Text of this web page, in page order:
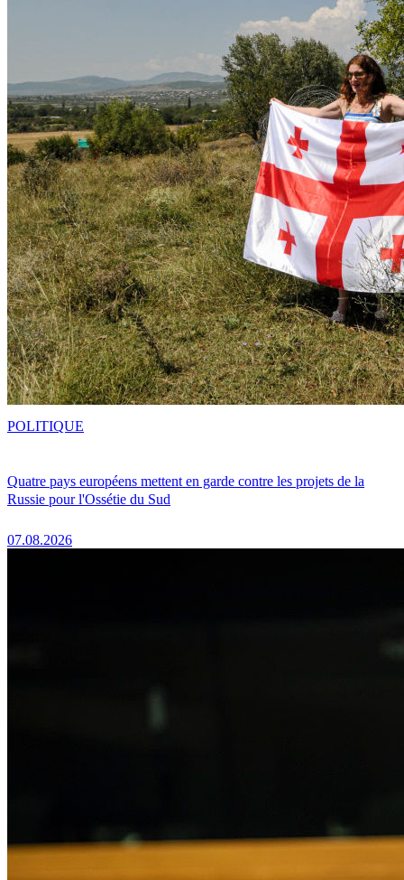
Quatre pays européens mettent en garde contre les projets de la
Russie pour l'Ossétie du Sud
07.08.2026
POLITIQUE